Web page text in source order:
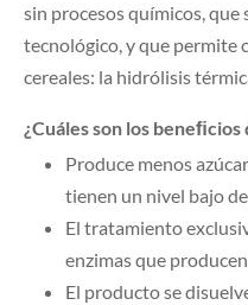
sin procesos químicos,
tecnológico, y que permite
cereales: la hidrólisis
¿Cuáles son los
Produce menos
tienen un nivel bajo
El tratamiento
enzimas que
El producto se